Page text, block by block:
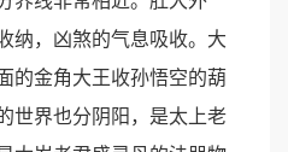
纳，凶煞的气息吸收。大
的金角大王收孙悟空的葫
世界也分阴阳，是太上老